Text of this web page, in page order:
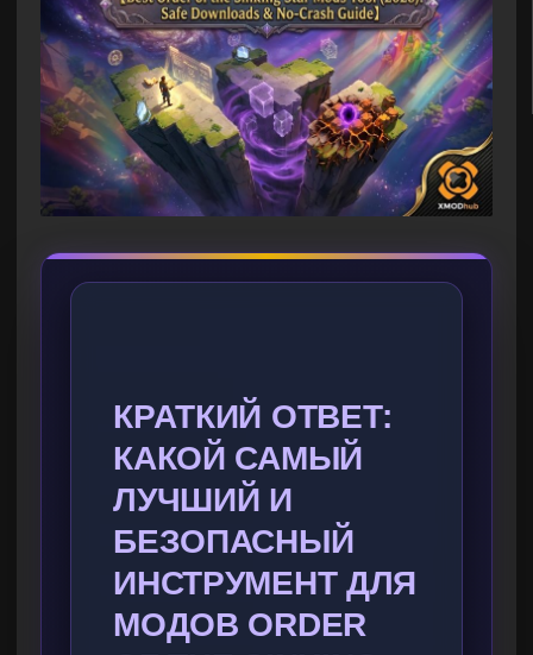
КРАТКИЙ ОТВЕТ:
КАКОЙ САМЫЙ
ЛУЧШИЙ И
БЕЗОПАСНЫЙ
ИНСТРУМЕНТ ДЛЯ
МОДОВ ORDER